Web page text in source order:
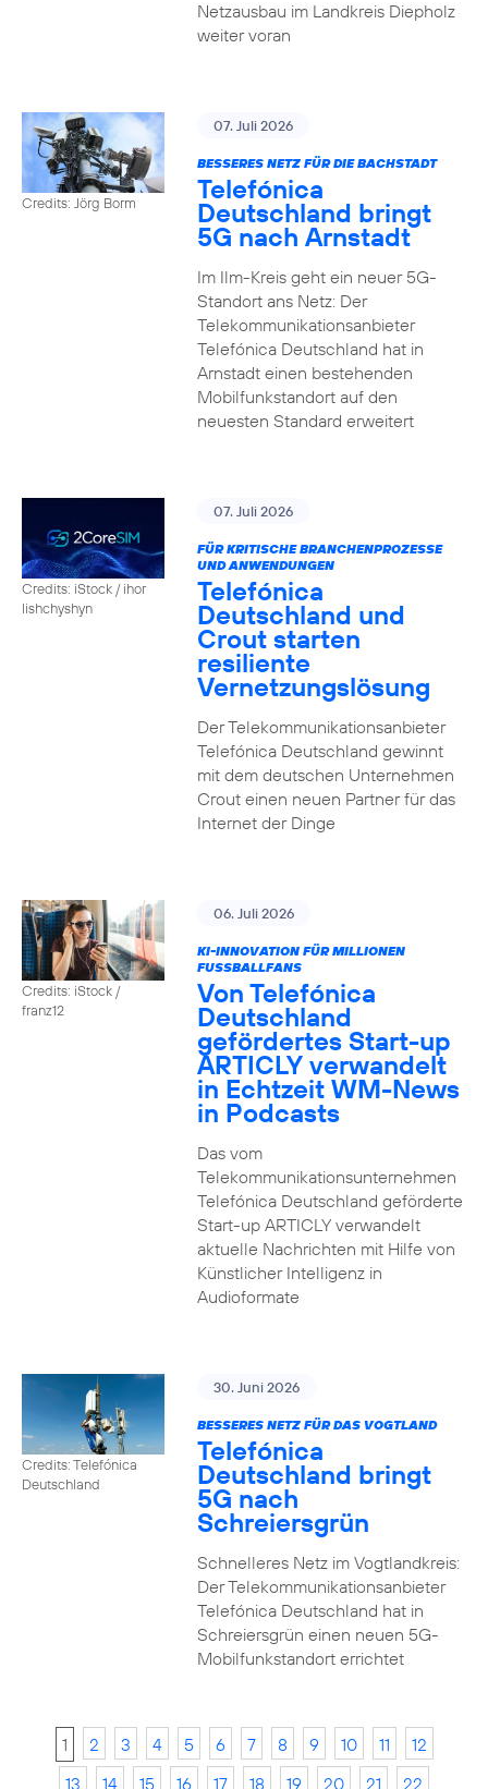
Netzausbau im Landkreis Diepholz
weiter voran
Credits: Jörg Borm
07. Juli 2026
BESSERES NETZ FÜR DIE BACHSTADT
Telefónica
Deutschland bringt
5G nach Arnstadt
Im Ilm-Kreis geht ein neuer 5G-
Standort ans Netz: Der
Telekommunikationsanbieter
Telefónica Deutschland hat in
Arnstadt einen bestehenden
Mobilfunkstandort auf den
neuesten Standard erweitert
Credits: iStock / ihor
lishchyshyn
07. Juli 2026
FÜR KRITISCHE BRANCHENPROZESSE
UND ANWENDUNGEN
Telefónica
Deutschland und
Crout starten
resiliente
Vernetzungslösung
Der Telekommunikationsanbieter
Telefónica Deutschland gewinnt
mit dem deutschen Unternehmen
Crout einen neuen Partner für das
Internet der Dinge
Credits: iStock /
franz12
06. Juli 2026
KI-INNOVATION FÜR MILLIONEN
FUSSBALLFANS
Von Telefónica
Deutschland
gefördertes Start-up
ARTICLY verwandelt
in Echtzeit WM-News
in Podcasts
Das vom
Telekommunikationsunternehmen
Telefónica Deutschland geförderte
Start-up ARTICLY verwandelt
aktuelle Nachrichten mit Hilfe von
Künstlicher Intelligenz in
Audioformate
Credits: Telefónica
Deutschland
30. Juni 2026
BESSERES NETZ FÜR DAS VOGTLAND
Telefónica
Deutschland bringt
5G nach
Schreiersgrün
Schnelleres Netz im Vogtlandkreis:
Der Telekommunikationsanbieter
Telefónica Deutschland hat in
Schreiersgrün einen neuen 5G-
Mobilfunkstandort errichtet
1 2 3 4 5 6 7 8 9 10 11
12
13
14 15 16 17 18 19 20 21 22